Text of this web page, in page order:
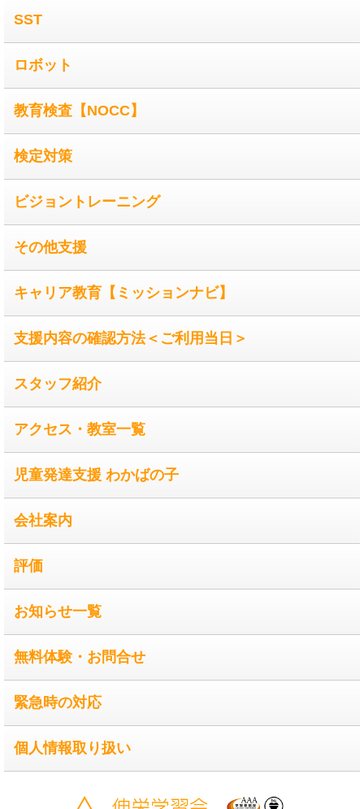
SST
ロボット
教育検査【NOCC】
検定対策
ビジョントレーニング
その他支援
キャリア教育【ミッションナビ】
支援内容の確認方法＜ご利用当日＞
スタッフ紹介
アクセス・教室一覧
児童発達支援 わかばの子
会社案内
評価
お知らせ一覧
無料体験・お問合せ
緊急時の対応
個人情報取り扱い